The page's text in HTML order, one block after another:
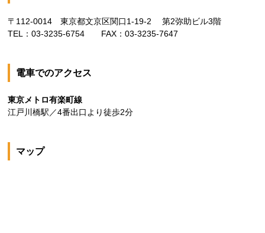
〒112-0014 東京都文京区関口1-19-2 第2弥助ビル3階
TEL：03-3235-6754 FAX：03-3235-7647
電車でのアクセス
東京メトロ有楽町線
江戸川橋駅／4番出口より徒歩2分
マップ